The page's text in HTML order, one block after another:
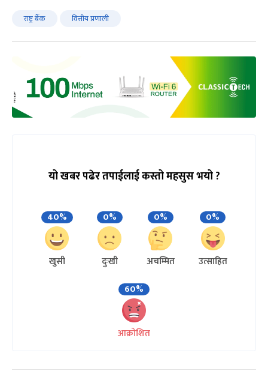
राष्ट्र बैंक वित्तीय प्रणाली
यो खबर पढेर तपाईलाई कस्तो महसुस भयो ?
40%
खुसी
0%
दुःखी
0%
अचम्मित
0%
उत्साहित
60%
आक्रोशित